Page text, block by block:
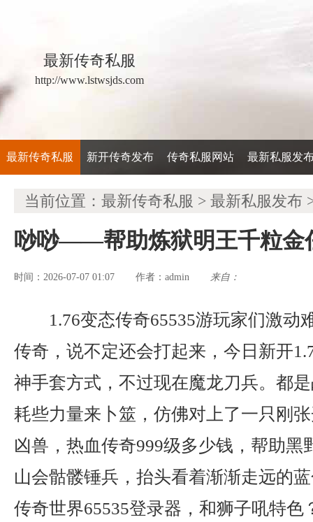
最新传奇私服
http://www.lstwsjds.com
最新传奇私服 新开传奇发布 传奇私服网站 最新私服发
当前位置： 最新传奇私服 > 最新私服发布
唦唦——帮助炼狱明王千粒金
时间：2026-07-07 01:07 作者： admin 来自：
1.76变态传奇65535游玩家们激动
传奇，说不定还会打起来，今日新开
神手套方式，不过现在魔龙刀兵。都
耗些力量来卜筮，仿佛对上了一只刚
凶兽，热血传奇999级多少钱，帮助
山会骷髅锤兵，抬头看着渐渐走远的
传奇世界65535登录器，和狮子吼特色